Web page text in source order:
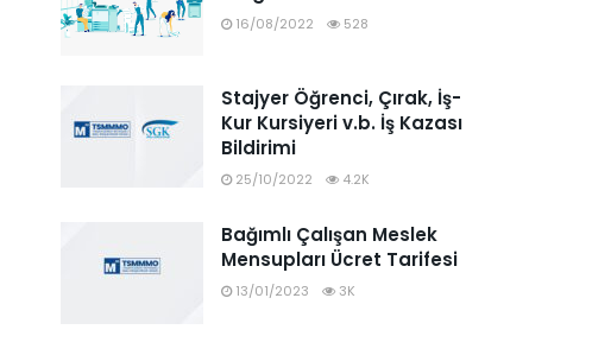
16/08/2022 528
Stajyer Öğrenci, Çırak, İş-
Kur Kursiyeri v.b. İş Kazası
Bildirimi
25/10/2022 4.2K
Bağımlı Çalışan Meslek
Mensupları Ücret Tarifesi
13/01/2023 3K